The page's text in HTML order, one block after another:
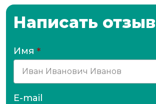
Написать отзыв
Имя *
E-mail